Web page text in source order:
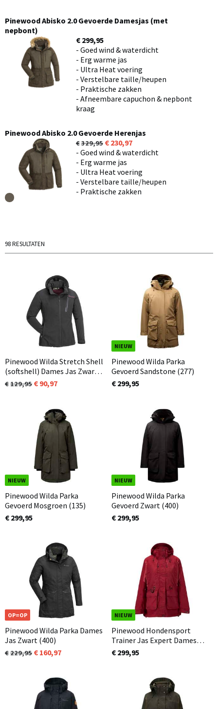
Pinewood Abisko 2.0 Gevoerde Damesjas (met
nepbont)
€ 299,95
- Goed wind & waterdicht
- Erg warme jas
- Ultra Heat voering
- Verstelbare taille/heupen
- Praktische zakken
- Afneembare capuchon & nepbont
kraag
Pinewood Abisko 2.0 Gevoerde Herenjas
329,95
230,97
- Goed wind & waterdicht
- Erg warme jas
- Ultra Heat voering
- Verstelbare taille/heupen
- Praktische zakken
98 RESULTATEN
Pinewood Wilda Stretch Shell
(softshell) Dames Jas Zwart
(400)
129,95 90,97
NIEUW
Pinewood Wilda Parka
Gevoerd Sandstone (277)
€ 299,95
NIEUW
Pinewood Wilda Parka
Gevoerd Mosgroen (135)
€ 299,95
NIEUW
Pinewood Wilda Parka
Gevoerd Zwart (400)
€ 299,95
OP=OP
Pinewood Wilda Parka Dames
Jas Zwart (400)
229,95 160,97
NIEUW
Pinewood Hondensport
Trainer Jas Expert Dames
Extreme Donker Rood (816)
€ 299,95